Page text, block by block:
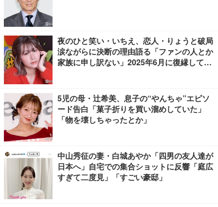
夜のひと笑い・いちえ、恋人・りょうと破局
涙ながらに決断の理由語る「ファンの人とか
家族に申し訳ない」2025年6月に復縁してい
5児の母・辻希美、息子の“やんちゃ”エピソ
ード告白「菓子折りを買い溜めしていた」
「物を壊しちゃったとか」
中山秀征の妻・白城あやか「四男の友人達が
日本へ」自宅での集合ショットに反響「庭広
すぎて二度見」「すごい豪邸」